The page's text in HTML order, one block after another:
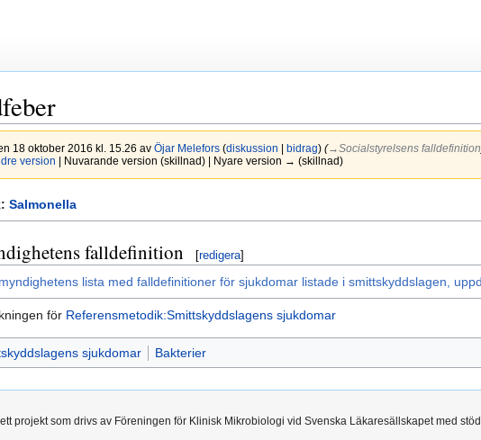
18 oktober 2016 kl. 15.26 av Öjar Melefors (diskussion bidrag) (→‎Socialstyrelsens falldefinition
version | Nuvarande version (skillnad) | Nyare version → (skillnad)
Salmonella
falldefinition [redigera]
lista med falldefinitioner för sjukdomar listade i smittskyddslagen,
för Referensmetodik:Smittskyddslagens sjukdomar
sjukdomar Bakterier
projekt som drivs av Föreningen för Klinisk Mikrobiologi vid Svenska Läkaresällskapet med